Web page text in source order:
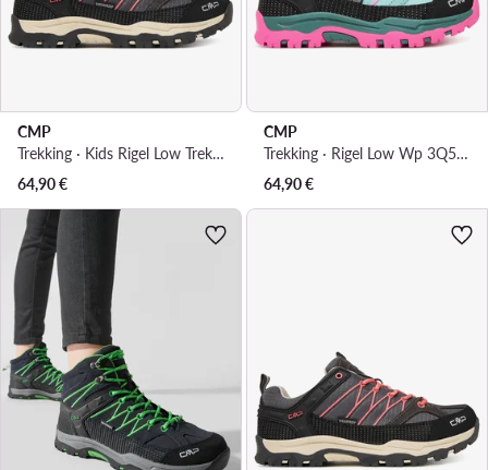
CMP
Trekking · Kids Rigel Low Trekking Wp 3Q54554 · Smeđa
64,90€
CMP
Trekking · Rigel Low Wp 3Q54554 · Svijetloplava
64,90€